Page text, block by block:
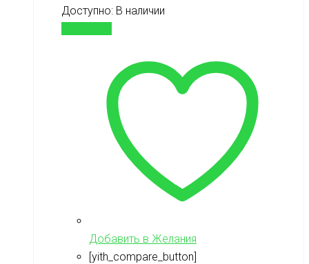
Доступно: В наличии
Добавить в Желания
[yith_compare_button]